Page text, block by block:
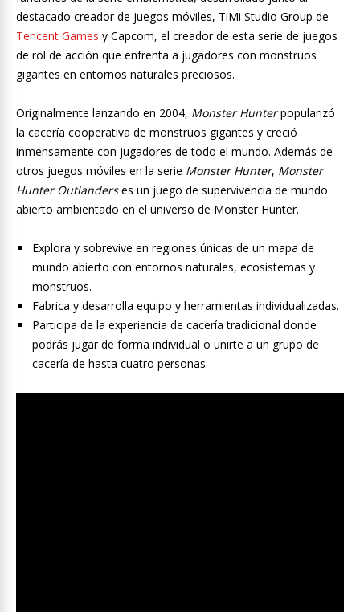
destacado creador de juegos móviles, TiMi Studio Group de
Tencent Games y Capcom, el creador de esta serie de juegos
de rol de acción que enfrenta a jugadores con monstruos
gigantes en entornos naturales preciosos.
Originalmente lanzando en 2004, Monster Hunterpopularizó
la cacería cooperativa de monstruos gigantes y creció
inmensamente con jugadores de todo el mundo. Además de
otros juegos móviles en la serie Monster Hunter, Monster
Hunter Outlanderses un juego de supervivencia de mundo
abierto ambientado en el universo de Monster Hunter.
Explora y sobrevive en regiones únicas de un mapa de
mundo abierto con entornos naturales, ecosistemas y
monstruos.
Fabrica y desarrolla equipo y herramientas individualizadas.
Participa de la experiencia de cacería tradicional donde
podrás jugar de forma individual o unirte a un grupo de
cacería de hasta cuatro personas.